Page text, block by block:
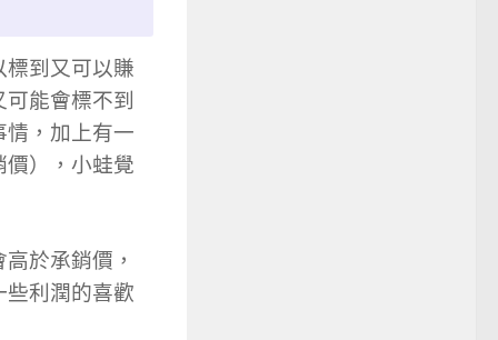
標到又可以賺
能會標不到
情，加上有一
價），小蛙覺
於承銷價，
些利潤的喜歡